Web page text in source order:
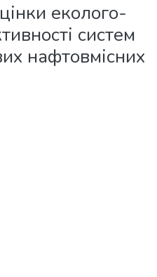
еколого-
систем
нафтовмісних